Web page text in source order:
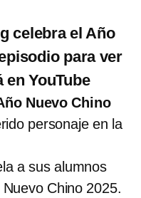
celebra el Año
para ver
YouTube
Nuevo Chino
personaje en la
a sus alumnos
Chino 2025.